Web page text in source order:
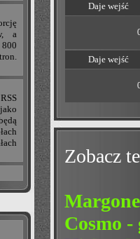
a
Daje wejść
Daje wejść
Zobacz
Cosmo